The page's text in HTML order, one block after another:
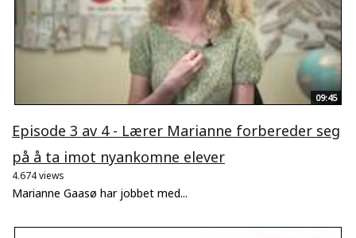
09:45
Episode 3 av 4 - Lærer Marianne forbereder seg
på å ta imot nyankomne elever
4.674 views
Marianne Gaasø har jobbet med...